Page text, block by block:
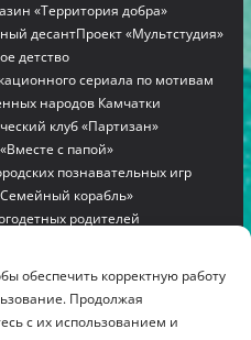
обеспечить корректную работу
Продолжая
с их использованием и
«Территория добра»
десантПроект «Мультстудия»
детство
сериала по мотивам
народов Камчатки
клуб «Партизан»
с папой»
познавательных игр
корабль»
родителей
ФОНД
reserved.
многодетным семьям